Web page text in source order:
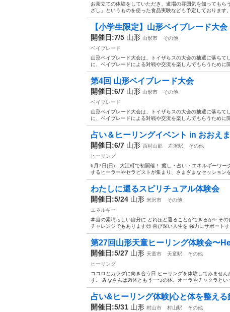
お茶立ての体験をしていただき、道場の雰囲気を知っても
ざし」というものを使った食品実験なども予定しておりま
【小学生限定】山形ベイブレード大
開催日:7/5 山形 山形市
その他
ベイブレード
山形ベイブレード大会は、トイザらスの大会の抽選に落ち
に、ベイブレードによる対戦や交流を楽しんでもらうために
第4回 山形ベイブレード大会
開催日:6/7 山形 山形市
その他
ベイブレード
山形ベイブレード大会は、トイザらスの大会の抽選に落ち
に、ベイブレードによる対戦や交流を楽しんでもらうために
占い＆ヒーリングイベント in おおえ
開催日:6/7 山形 西村山郡 左沢駅
その他
ヒーリング
6月7日(日)、大江町で初開催！ 癒し・占い・エネルギーワ
するヒーラーやセラピストが集まり、さまざまなセッション
わたしに還るスピリチュアル体験会
開催日:5/24 山形 米沢市
その他
エネルギー
本当の素晴らしい自分に どれほど還ることができるか✨ そ
チャレンジでもあります😍 喜び深い人生を 強力にサポートす
第27回山形天童ヒーリング体験会〜
開催日:5/27 山形 天童市 天童駅
その他
ヒーリング
ココロとカラダに向き合う日 ヒーリングを体験してみませ
す。 みなさんは肉体ともう一つの体、オーラやチャクラとい
占い&ヒーリング体験|心と体を整える
開催日:5/31 山形 村山市 村山駅 その他